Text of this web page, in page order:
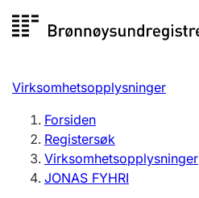
til
Registersøk
Aksjeselskap
Enkeltpersonforetak
Registrere, endre, slette
Virksomhetsopplysninger
Forsiden
Registersøk
Virksomhetsopplysninger
JONAS FYHRI